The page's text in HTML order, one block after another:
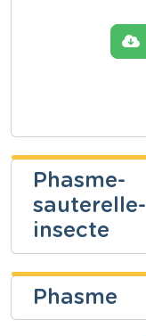
Phasme-
sauterelle-
insecte
cedric remue
Phasme